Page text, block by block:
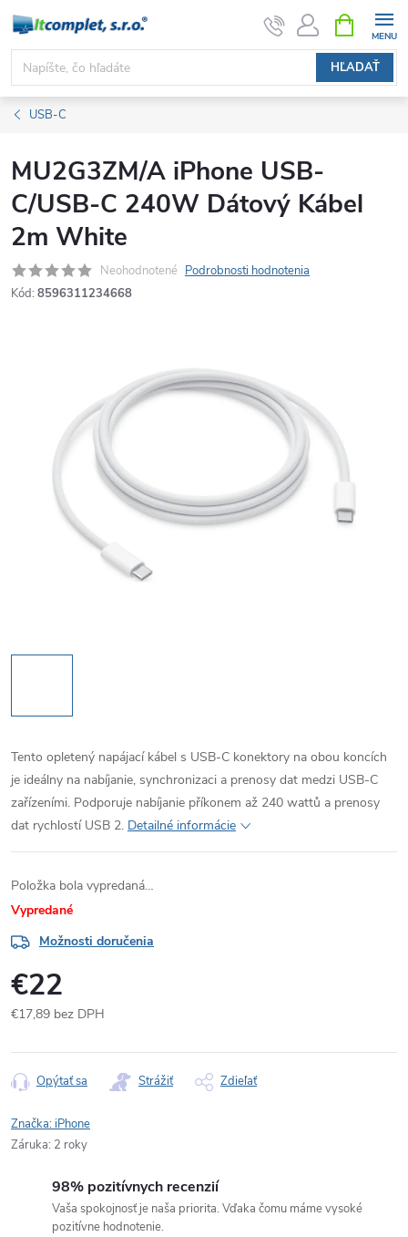
Prejsť
obsah
HĽADAŤ
KOŠÍK
USB-C
MU2G3ZM/A iPhone USB-
C/USB-C 240W Dátový Kábel
2m White
Neohodnotené Podrobnosti hodnotenia
Kód: 8596311234668
Tento opletený napájací kábel s USB-C konektory na obou koncích
je ideálny na nabíjanie, synchronizaci a prenosy dat medzi USB-C
zařízeními. Podporuje nabíjanie příkonem až 240 wattů a prenosy
dat rychlostí USB 2. Detailné informácie
Položka bola vypredaná…
Vypredané
Možnosti doručenia
€22
€17,89 bez DPH
cena:
Opýtať sa Strážiť Zdieľať
Značka:iPhone
Záruka: 2 roky
98% pozitívnych recenzií
Vaša spokojnosť je naša priorita. Vďaka čomu máme vysoké
pozitívne hodnotenie.